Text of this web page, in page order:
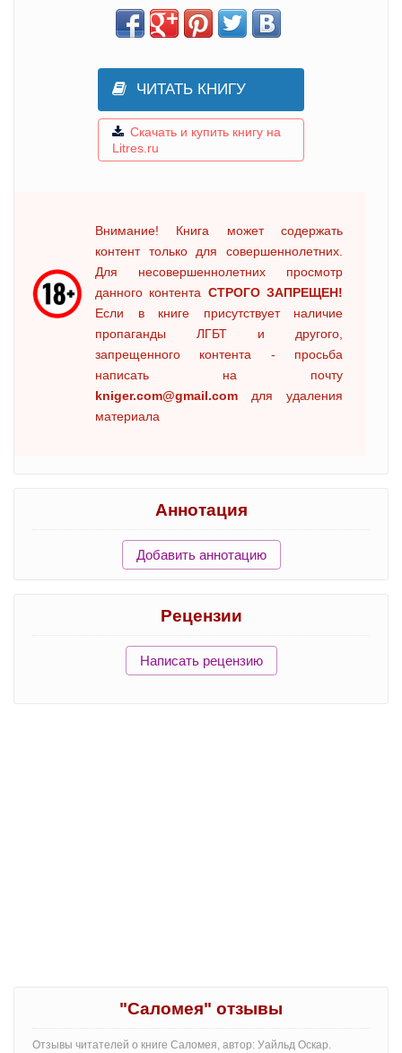
ЧИТАТЬ КНИГУ
Скачать и купить книгу на
Litres.ru
Внимание! Книга может содержать
контент только для совершеннолетних.
Для несовершеннолетних просмотр
данного контента СТРОГО ЗАПРЕЩЕН!
Если в книге присутствует наличие
пропаганды ЛГБТ и другого,
запрещенного контента - просьба
написать на почту
kniger.com@gmail.com для удаления
материала
Аннотация
Добавить аннотацию
Рецензии
Написать рецензию
"Саломея" отзывы
Отзывы читателей о книге Саломея, автор: Уайльд Оскар.